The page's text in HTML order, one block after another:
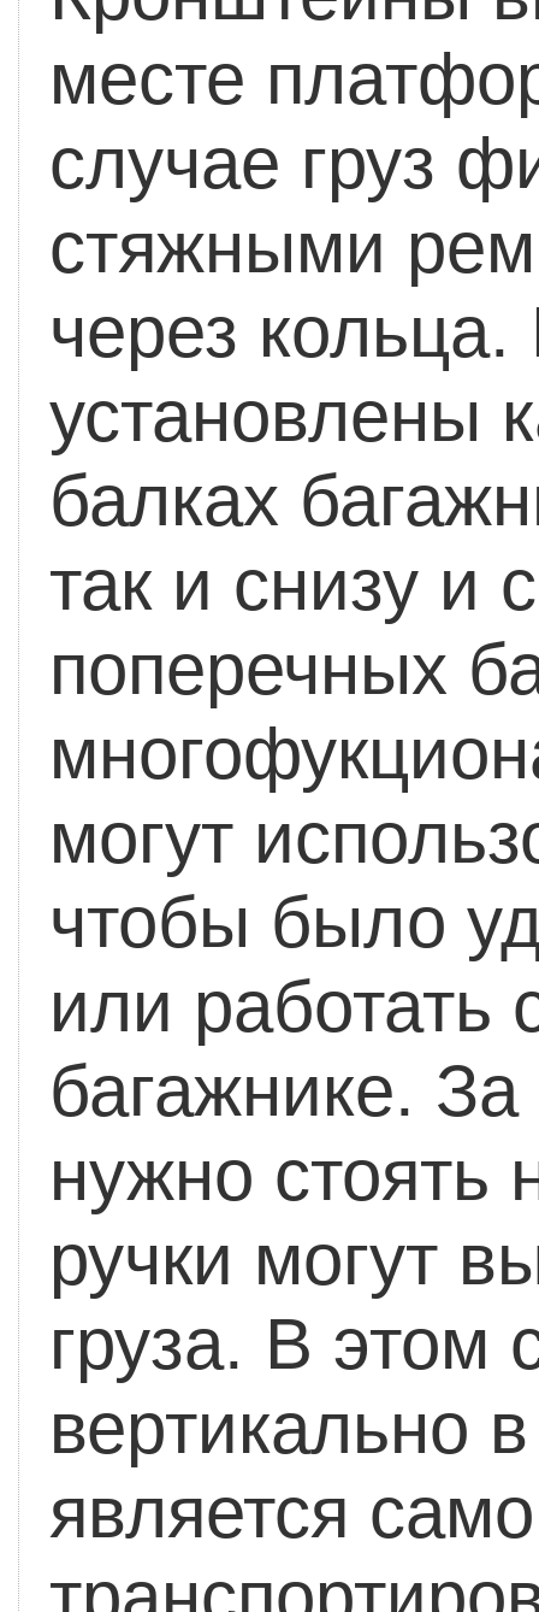
месте
случае груз
стяжными
через кольца.
установлены
балках
так и снизу и
поперечных
могут
чтобы было
или работать
багажнике.
нужно
ручки могут
груза. В этом
вертикально
является